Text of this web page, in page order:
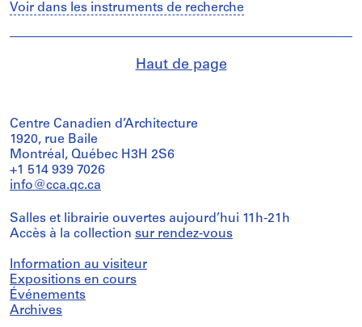
Voir dans les instruments de recherche
Haut de page
Centre Canadien d’Architecture
1920, rue Baile
Montréal, Québec H3H 2S6
+1 514 939 7026
info@cca.qc.ca
Salles et librairie ouvertes aujourd’hui 11h-21h
Accès à la collection sur rendez-vous
Information au visiteur
Expositions en cours
Événements
Archives